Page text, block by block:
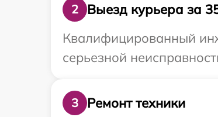
2
Выезд курьера за
Квалифицированный
серьезной
3
Ремонт техники